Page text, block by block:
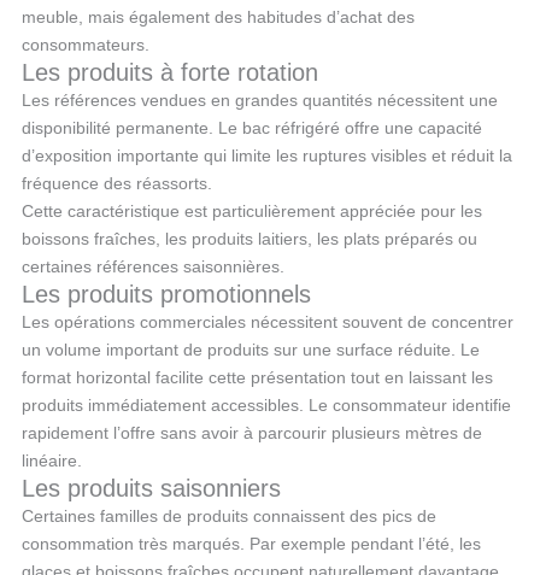
meuble, mais également des habitudes d’achat des
consommateurs.
Les produits à forte rotation
Les références vendues en grandes quantités nécessitent une
disponibilité permanente. Le bac réfrigéré offre une capacité
d’exposition importante qui limite les ruptures visibles et réduit la
fréquence des réassorts.
Cette caractéristique est particulièrement appréciée pour les
boissons fraîches, les produits laitiers, les plats préparés ou
certaines références saisonnières.
Les produits promotionnels
Les opérations commerciales nécessitent souvent de concentrer
un volume important de produits sur une surface réduite. Le
format horizontal facilite cette présentation tout en laissant les
produits immédiatement accessibles. Le consommateur identifie
rapidement l’offre sans avoir à parcourir plusieurs mètres de
linéaire.
Les produits saisonniers
Certaines familles de produits connaissent des pics de
consommation très marqués. Par exemple pendant l’été, les
glaces et boissons fraîches occupent naturellement davantage